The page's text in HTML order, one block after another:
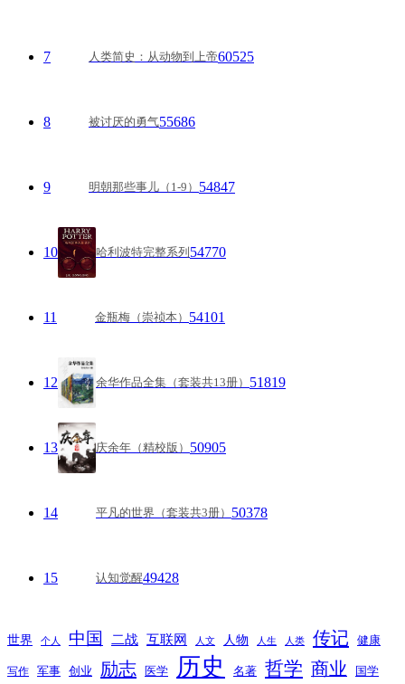
7 人类简史：从动物到上帝60525
8 被讨厌的勇气55686
9 明朝那些事儿（1-9） 54847
10 哈利波特完整系列 54770
11 金瓶梅（崇祯本） 54101
12 余华作品全集（套装共13册） 51819
13 庆余年（精校版） 50905
14 平凡的世界（套装共3册） 50378
15 认知觉醒49428
世界 个人 中国 二战 互联网 人文 人物 人生 人类 传记 健康
写作 军事 创业 励志 医学 历史 名著 哲学 商业 国学